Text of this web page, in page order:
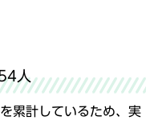
人
累計しているため、実